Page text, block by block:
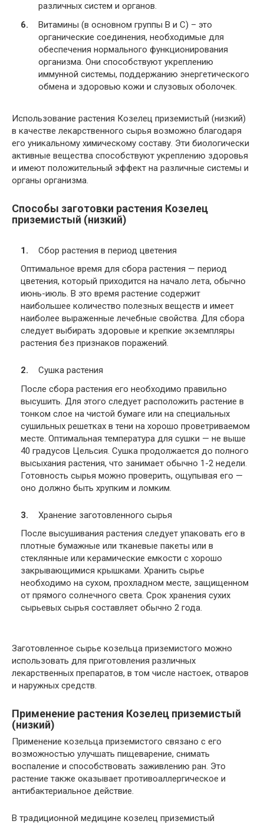
различных систем и органов.
Витамины (в основном группы В и С) – это
органические соединения, необходимые для
обеспечения нормального функционирования
организма. Они способствуют укреплению
иммунной системы, поддержанию энергетического
обмена и здоровью кожи и слузовых оболочек.
Использование растения Козелец приземистый (низкий)
в качестве лекарственного сырья возможно благодаря
его уникальному химическому составу. Эти биологически
активные вещества способствуют укреплению здоровья
и имеют положительный эффект на различные системы и
органы организма.
Способы заготовки растения Козелец
приземистый (низкий)
Сбор растения в период цветения
Оптимальное время для сбора растения — период
цветения, который приходится на начало лета, обычно
июнь-июль. В это время растение содержит
наибольшее количество полезных веществ и имеет
наиболее выраженные лечебные свойства. Для сбора
следует выбирать здоровые и крепкие экземпляры
растения без признаков поражений.
Сушка растения
После сбора растения его необходимо правильно
высушить. Для этого следует расположить растение в
тонком слое на чистой бумаге или на специальных
сушильных решетках в тени на хорошо проветриваемом
месте. Оптимальная температура для сушки — не выше
40 градусов Цельсия. Сушка продолжается до полного
высыхания растения, что занимает обычно 1-2 недели.
Готовность сырья можно проверить, ощупывая его —
оно должно быть хрупким и ломким.
Хранение заготовленного сырья
После высушивания растения следует упаковать его в
плотные бумажные или тканевые пакеты или в
стеклянные или керамические емкости с хорошо
закрывающимися крышками. Хранить сырье
необходимо на сухом, прохладном месте, защищенном
от прямого солнечного света. Срок хранения сухих
сырьевых сырья составляет обычно 2 года.
Заготовленное сырье козельца приземистого можно
использовать для приготовления различных
лекарственных препаратов, в том числе настоек, отваров
и наружных средств.
Применение растения Козелец приземистый
(низкий)
Применение козельца приземистого связано с его
возможностью улучшать пищеварение, снимать
воспаление и способствовать заживлению ран. Это
растение также оказывает противоаллергическое и
антибактериальное действие.
В традиционной медицине козелец приземистый